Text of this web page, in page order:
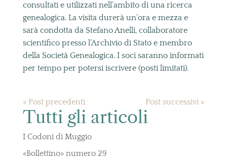
consultati e utilizzati nell’ambito di una ricerca
genealogica. La visita durerà un’ora e mezza e
sarà condotta da Stefano Anelli, collaboratore
scientifico presso l’Archivio di Stato e membro
della Società Genealogica. I soci saranno informati
per tempo per potersi iscrivere (posti limitati).
« Post precedenti Post successivi »
Tutti gli articoli
I Codoni di Muggio
«Bollettino» numero 29